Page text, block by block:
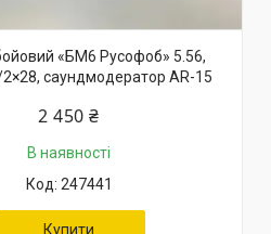
«БМ6 Русофоб» 5.56,
2×28, саундмодератор AR-15
2 450 ₴
В наявності
247441
Купити